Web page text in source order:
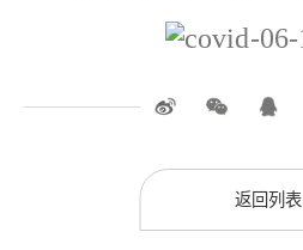
返回列表